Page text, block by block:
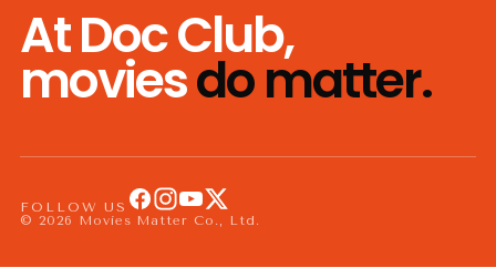
At Doc Club,
moviesdo matter.
FOLLOW US
© 2026 Movies Matter Co., Ltd.